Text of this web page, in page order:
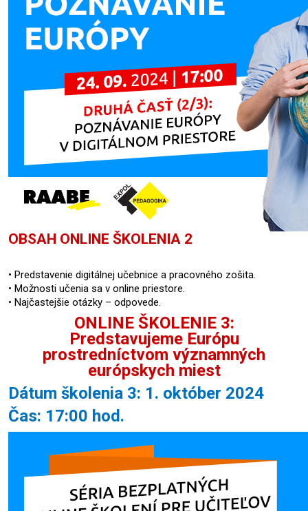
OBSAH ONLINE ŠKOLENIA 2
• Predstavenie digitálnej učebnice a pracovného zošita.
• Možnosti učenia sa v online priestore.
• Najčastejšie otázky – odpovede.
ONLINE ŠKOLENIE 3:
Predstavujeme Európu
prostredníctvom významných
európskych miest
Dátum školenia 3: 1. október 2024
Čas: 17:00 hod.